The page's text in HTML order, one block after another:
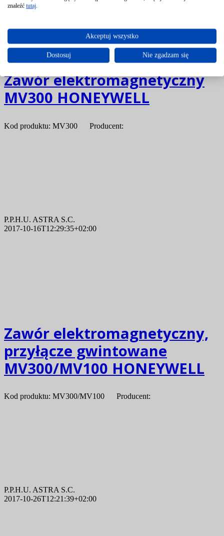
Zawór elektromagnetyczny
MV300 HONEYWELL
Kod produktu: MV300 Producent:
P.P.H.U. ASTRA S.C.
2017-10-16T12:29:35+02:00
Zawór elektromagnetyczny,
przyłącze gwintowane
MV300/MV100 HONEYWELL
Kod produktu: MV300/MV100 Producent:
P.P.H.U. ASTRA S.C.
2017-10-26T12:21:39+02:00
znaleźć tutaj.
Akceptuj wszystko
Dostosuj Nie zgadzam się